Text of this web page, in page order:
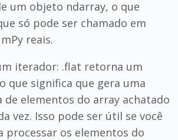
um objeto ndarray, o que
só pode ser chamado em
reais.
iterador: .flat retorna um
que significa que gera uma
de elementos do array achatado
vez. Isso pode ser útil se você
processar os elementos do